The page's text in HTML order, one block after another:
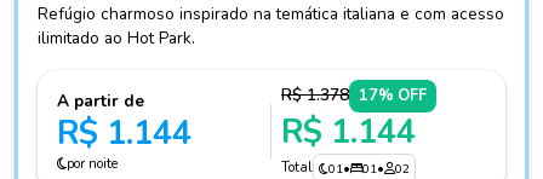
Refúgio charmoso inspirado na temática italiana e com acesso
ilimitado ao Hot Park.
A partir de
R$ 1.144
por noite
R$ 1.378 17% OFF
R$ 1.144
Total 01• 01• 02